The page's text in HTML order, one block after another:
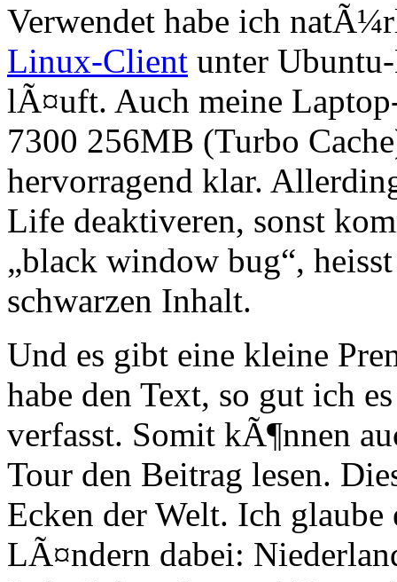
Verwendet habe ich
Linux-Client unter
lÃ¤uft. Auch meine
7300 256MB (Turbo
hervorragend klar.
Life deaktiveren, sonst
„black window bug“,
schwarzen Inhalt.
Und es gibt eine kleine
habe den Text, so gut ich
verfasst. Somit kÃ¶nnen
Tour den Beitrag lesen.
Ecken der Welt. Ich glaube
LÃ¤ndern dabei: